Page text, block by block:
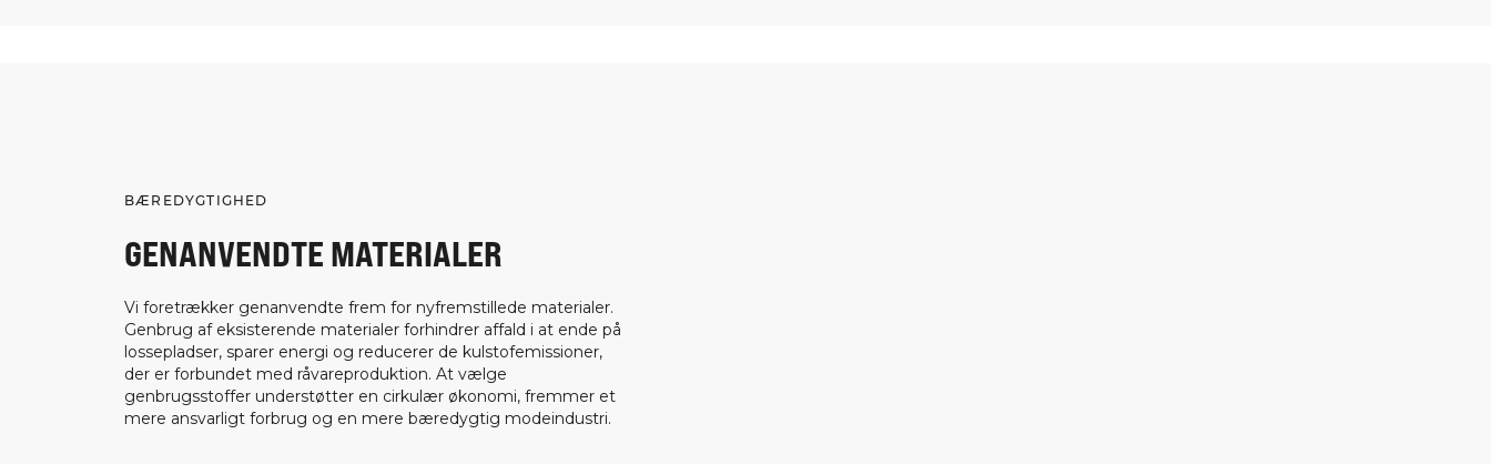
BÆREDYGTIGHED
GENANVENDTE MATERIALER
Vi foretrækker genanvendte frem for nyfremstillede materialer.
Genbrug af eksisterende materialer forhindrer affald i at ende på
lossepladser, sparer energi og reducerer de kulstofemissioner,
der er forbundet med råvareproduktion. At vælge
genbrugsstoffer understøtter en cirkulær økonomi, fremmer et
mere ansvarligt forbrug og en mere bæredygtig modeindustri.